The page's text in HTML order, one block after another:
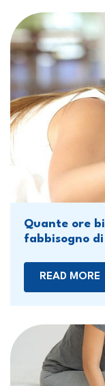
Quante ore
fabbisogno di
READ MORE